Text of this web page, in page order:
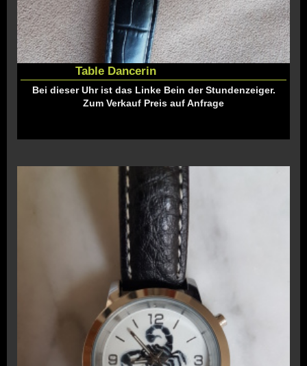
Table Dancerin
Bei dieser Uhr ist das Linke Bein der Stundenzeiger.
Zum Verkauf Preis auf Anfrage